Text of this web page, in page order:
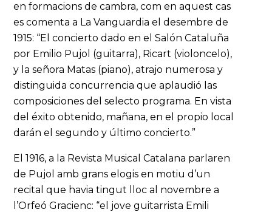
en formacions de cambra, com en aquest cas
es comenta a La Vanguardia el desembre de
1915: “El concierto dado en el Salón Cataluña
por Emilio Pujol (guitarra), Ricart (violoncelo),
y la señora Matas (piano), atrajo numerosa y
distinguida concurrencia que aplaudió las
composiciones del selecto programa. En vista
del éxito obtenido, mañana, en el propio local
darán el segundo y último concierto.”
El 1916, a la Revista Musical Catalana parlaren
de Pujol amb grans elogis en motiu d’un
recital que havia tingut lloc al novembre a
l’Orfeó Gracienc: “el jove guitarrista Emili